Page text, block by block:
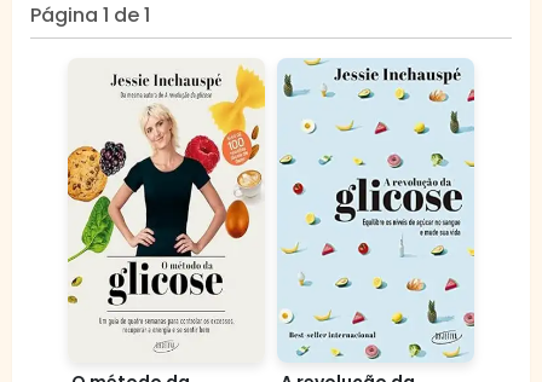
Página 1 de 1